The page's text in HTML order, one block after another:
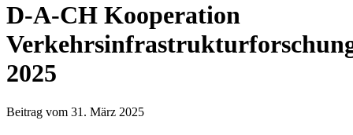
D-A-CH Kooperation
2025
Beitrag vom 31. März 2025